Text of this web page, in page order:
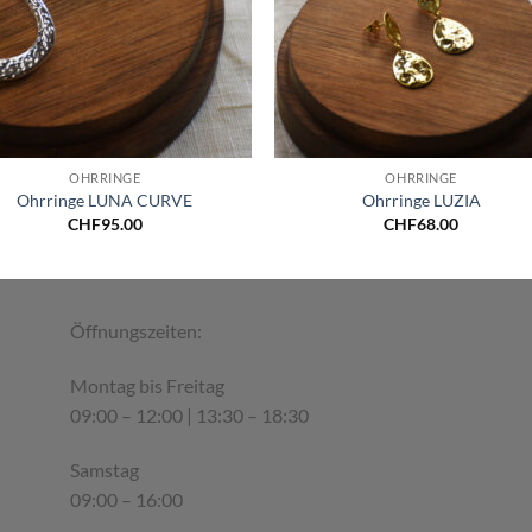
OHRRINGE
Ohrringe LUNA CURVE
CHF95.00
OHRRINGE
Ohrringe LUZIA
CHF68.00
Öffnungszeiten:
Montag bis Freitag
09:00 – 12:00 | 13:30 – 18:30
Samstag
09:00 – 16:00